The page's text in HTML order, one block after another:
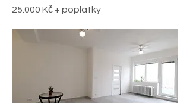
25.000 Kč + poplatky